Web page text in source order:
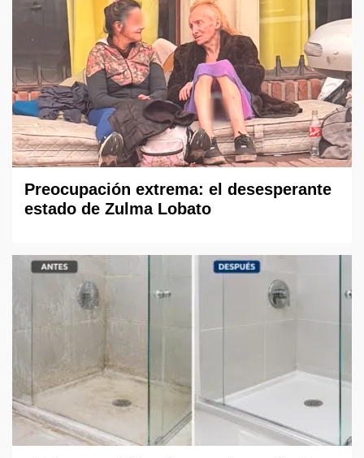
Preocupación extrema: el desesperante
estado de Zulma Lobato